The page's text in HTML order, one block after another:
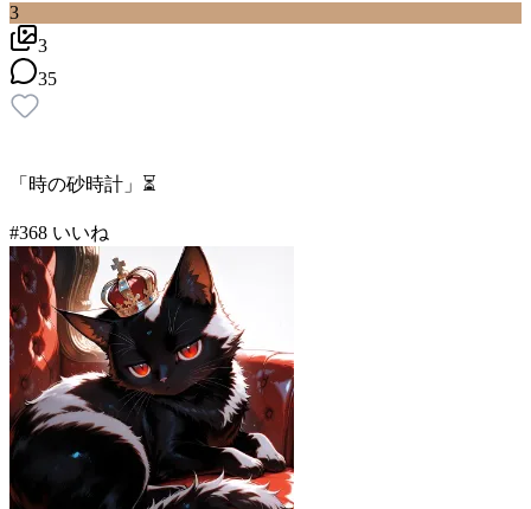
3
3
35
「時の砂時計」⏳
#368 いいね